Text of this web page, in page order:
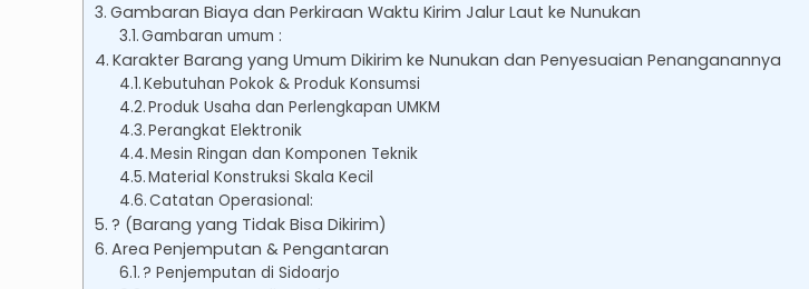
Gambaran Biaya dan Perkiraan Waktu Kirim Jalur Laut ke Nunukan
Gambaran umum :
Karakter Barang yang Umum Dikirim ke Nunukan dan Penyesuaian Penanganannya
Kebutuhan Pokok & Produk Konsumsi
Produk Usaha dan Perlengkapan UMKM
Perangkat Elektronik
Mesin Ringan dan Komponen Teknik
Material Konstruksi Skala Kecil
Catatan Operasional:
? (Barang yang Tidak Bisa Dikirim)
Area Penjemputan & Pengantaran
? Penjemputan di Sidoarjo